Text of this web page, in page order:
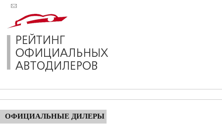
ОФИЦИАЛЬНЫЕ ДИЛЕРЫ